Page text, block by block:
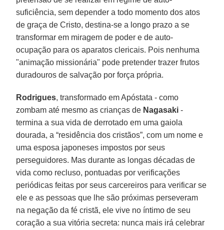
suficiência, sem depender a todo momento dos atos
de graça de Cristo, destina-se a longo prazo a se
transformar em miragem de poder e de auto-
ocupação para os aparatos clericais. Pois nenhuma
"animação missionária" pode pretender trazer frutos
duradouros de salvação por força própria.
Rodrigues, transformado em Apóstata - como
zombam até mesmo as crianças de Nagasaki -
termina a sua vida de derrotado em uma gaiola
dourada, a “residência dos cristãos”, com um nome e
uma esposa japoneses impostos por seus
perseguidores. Mas durante as longas décadas de
vida como recluso, pontuadas por verificações
periódicas feitas por seus carcereiros para verificar se
ele e as pessoas que lhe são próximas perseveram
na negação da fé cristã, ele vive no íntimo de seu
coração a sua vitória secreta: nunca mais irá celebrar